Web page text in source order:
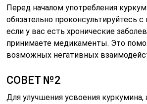
Перед началом употребления
обязательно проконсультируйтесь
если у вас есть хронические
принимаете медикаменты. Это
возможных негативных
СОВЕТ №2
Для улучшения усвоения куркумина,